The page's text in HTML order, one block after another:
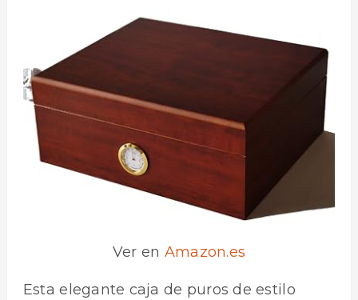
Ver en Amazon.es
Esta elegante caja de puros de estilo